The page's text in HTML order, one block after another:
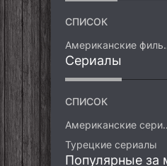
СПИСОК
Сериалы
СПИСОК
Турецкие сериалы
Популярные за